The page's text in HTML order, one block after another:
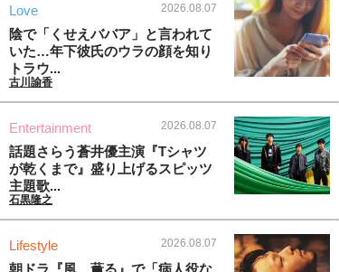
Love 2026.08.07
陰で「くせえババア」と言われて
いた…年下彼氏のウラの顔を知り
トラウ...
古川諭香
Entertainment 2026.08.07
話題さらう蒼井優主演『Tシャツ
が乾くまで』盛り上げるスピッツ
主題歌...
石黒隆之
Lifestyle 2026.08.07
朝ドラ『風、薫る』で「病人役な